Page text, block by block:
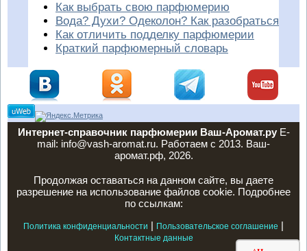
Как выбрать свою парфюмерию
Вода? Духи? Одеколон? Как разобраться
Как отличить подделку парфюмерии
Краткий парфюмерный словарь
Интернет-справочник парфюмерии Ваш-Аромат.руE-
mail: info@vash-aromat.ru. Работаем с 2013. Ваш-
аромат.рф, 2026.
Продолжая оставаться на данном сайте, вы даете
разрешение на использование файлов cookie. Подробнее
по ссылкам:
Политика конфиденциальности | Пользовательское соглашение |
Контактные данные